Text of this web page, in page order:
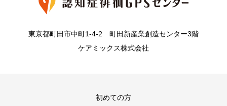
東京都町田市中町1-4-2 町田新産業創造センター3階
ケアミックス株式会社
初めての方